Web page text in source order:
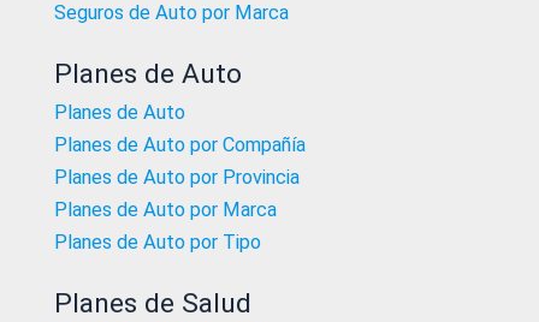
Seguros de Auto por Marca
Planes de Auto
Planes de Auto
Planes de Auto por Compañía
Planes de Auto por Provincia
Planes de Auto por Marca
Planes de Auto por Tipo
Planes de Salud